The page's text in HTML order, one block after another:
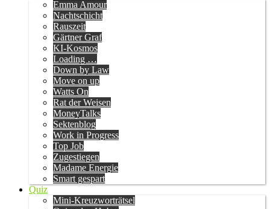
Emma Amour
Nachtschicht
Rauszeit
Gärtner Graf
KI-Kosmos
Loading …
Down by Law
Move on up
Watts On
Rat der Weisen
MoneyTalks
Sektenblog
Work in Progress
Top Job
Zugestiegen
Madame Energie
Smart gespart
Quiz
Mini-Kreuzworträtsel